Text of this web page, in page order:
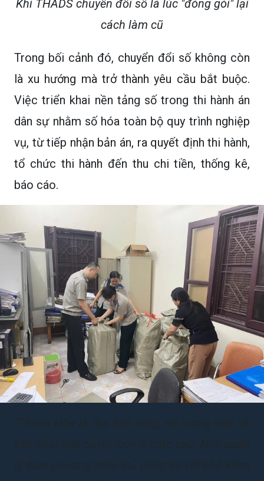
Khi THADS chuyển đổi số là lúc "đóng gói" lại
cách làm cũ
Trong bối cảnh đó, chuyển đổi số không còn
là xu hướng mà trở thành yêu cầu bắt buộc.
Việc triển khai nền tảng số trong thi hành án
dân sự nhằm số hóa toàn bộ quy trình nghiệp
vụ, từ tiếp nhận bản án, ra quyết định thi hành,
tổ chức thi hành đến thu chi tiền, thống kê,
báo cáo.